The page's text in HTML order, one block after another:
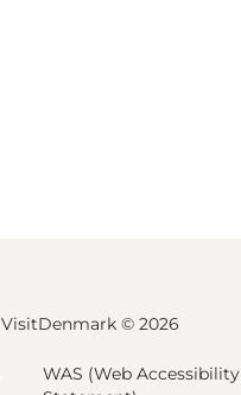
VisitDenmark © 2026
WAS (Web Accessibility